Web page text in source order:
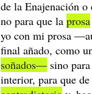
de la Enajenación o
no para que la prosa
yo con mi prosa
final añado, como
soñados―sino para
interior, para que